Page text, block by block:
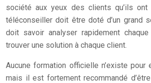
société aux yeux des clients qu’ils ont
téléconseiller doit être doté d’un grand
doit savoir analyser rapidement
trouver une solution à chaque client.
Aucune formation officielle n’existe pour
mais il est fortement recommandé